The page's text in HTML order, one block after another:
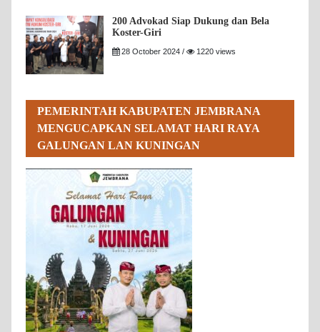
200 Advokad Siap Dukung dan Bela
Koster-Giri
28 October 2024 / 1220 views
PEMERINTAH KABUPATEN JEMBRANA
MENGUCAPKAN SELAMAT HARI RAYA
GALUNGAN LAN KUNINGAN